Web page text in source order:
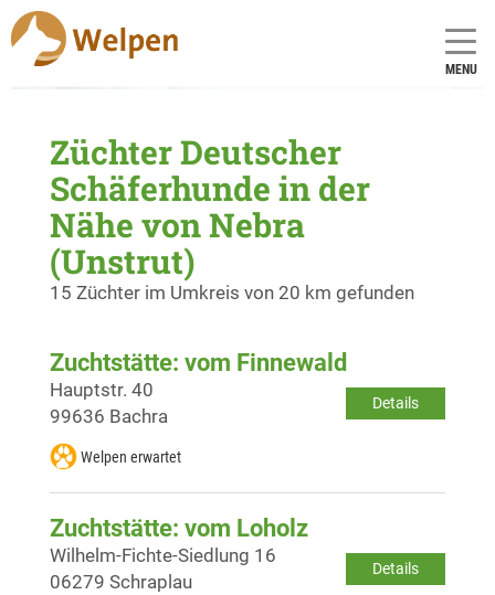
MENU
Züchter Deutscher
Schäferhunde in der
Nähe von Nebra
(Unstrut)
15 Züchter im Umkreis von 20 km gefunden
Zuchtstätte: vom Finnewald
Details
Hauptstr. 40
99636 Bachra
Welpen erwartet
Zuchtstätte: vom Loholz
Details
Wilhelm-Fichte-Siedlung 16
06279 Schraplau